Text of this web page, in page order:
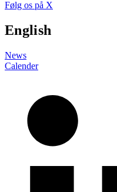
Følg os på X
English
News
Calender